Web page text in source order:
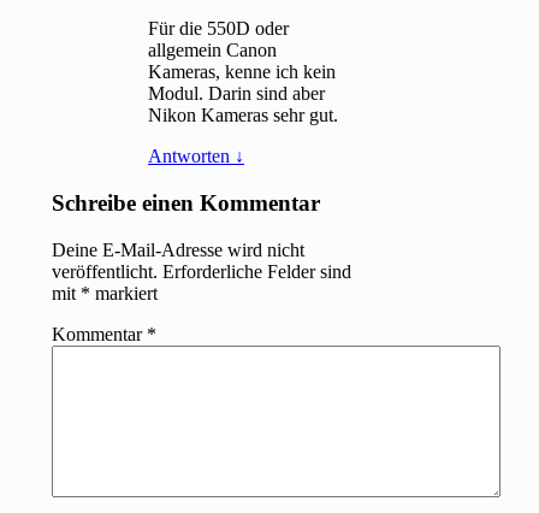
Für die 550D oder
allgemein Canon
Kameras, kenne ich kein
Modul. Darin sind aber
Nikon Kameras sehr gut.
Antworten ↓
Schreibe einen Kommentar
Deine E-Mail-Adresse wird nicht
veröffentlicht. Erforderliche Felder sind
mit * markiert
Kommentar *